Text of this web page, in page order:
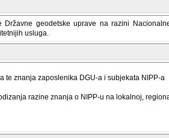
geodetske uprave na razini
usluga.
te znanja zaposlenika DGU-a i subjekata NIPP-a
razine znanja o NIPP-u na lokalnoj,